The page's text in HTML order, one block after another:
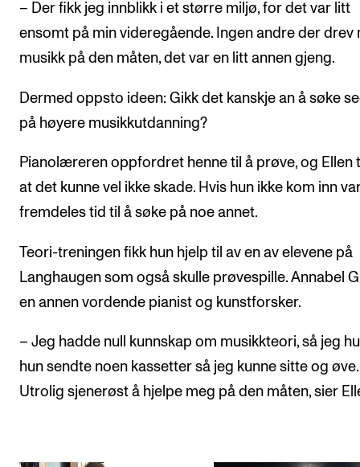
– Der fikk jeg innblikk i et større miljø, for det var litt
ensomt på min videregående. Ingen andre der drev
musikk på den måten, det var en litt annen gjeng.
Dermed oppsto ideen: Gikk det kanskje an å søke
på høyere musikkutdanning?
Pianolæreren oppfordret henne til å prøve, og Ellen
at det kunne vel ikke skade. Hvis hun ikke kom inn
fremdeles tid til å søke på noe annet.
Teori-treningen fikk hun hjelp til av en av elevene på
Langhaugen som også skulle prøvespille. Annabel
en annen vordende pianist og kunstforsker.
– Jeg hadde null kunnskap om musikkteori, så jeg
hun sendte noen kassetter så jeg kunne sitte og øve.
Utrolig sjenerøst å hjelpe meg på den måten, sier